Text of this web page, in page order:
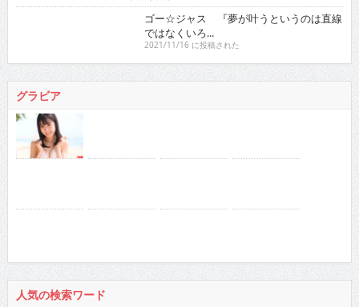
2021/11/16 に投稿された
徳江かな